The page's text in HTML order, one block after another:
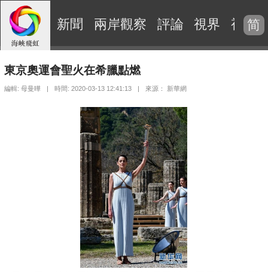
新聞 兩岸觀察 評論 視界 視頻
简
東京奧運會聖火在希臘點燃
編輯: 母曼曄 | 時間: 2020-03-13 12:41:13 | 來源： 新華網